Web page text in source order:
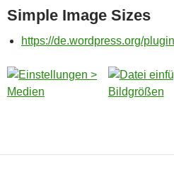
Simple Image Sizes
https://de.wordpress.org/